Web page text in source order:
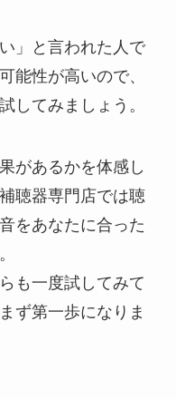
」と言われた人で
能性が高いので、
してみましょう。
があるかを体感し
聴器専門店では聴
をあなたに合った
も一度試してみて
ず第一歩になりま